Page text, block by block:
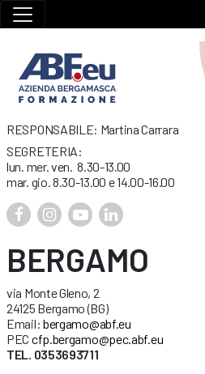
RESPONSABILE: Martina Carrara
SEGRETERIA:
lun. mer. ven. 8.30-13.00
mar. gio. 8.30-13.00 e 14.00-16.00
BERGAMO
via Monte Gleno, 2
24125 Bergamo (BG)
Email: bergamo@abf.eu
PEC cfp.bergamo@pec.abf.eu
TEL. 0353693711